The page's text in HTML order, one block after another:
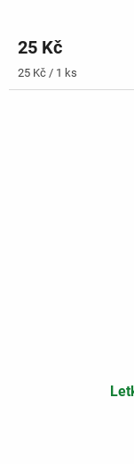
25 Kč
Měrná
cena:
25 Kč / 1 ks